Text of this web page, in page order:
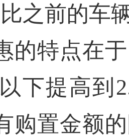
前的车辆
的特点在
下提高到
购置金额